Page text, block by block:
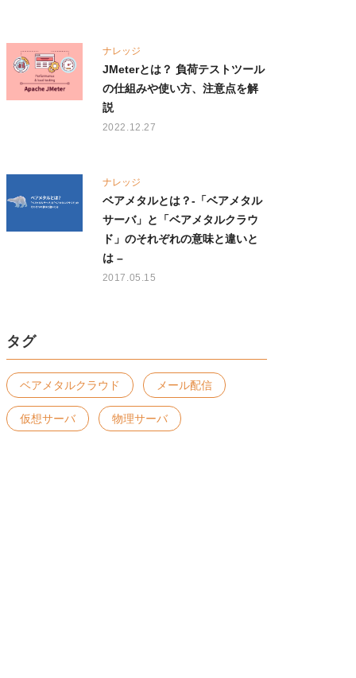
ナレッジ
JMeterとは？ 負荷テストツール
の仕組みや使い方、注意点を解
説
2022.12.27
ナレッジ
ベアメタルとは？-「ベアメタル
サーバ」と「ベアメタルクラウ
ド」のそれぞれの意味と違いと
は –
2017.05.15
タグ
ベアメタルクラウド メール配信
仮想サーバ 物理サーバ